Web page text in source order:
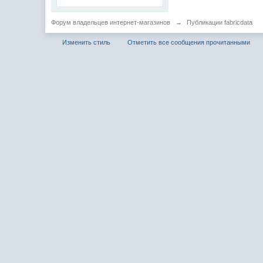
Форум владельцев интернет-магазинов → Публикации fabricdata
Изменить стиль Отметить все сообщения прочитанными